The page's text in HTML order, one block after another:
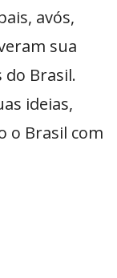
avós,
sua
Brasil.
ideias,
o Brasil com